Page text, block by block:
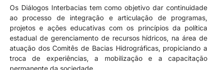
Os Diálogos Interbacias tem como objetivo dar continuidade
ao processo de integração e articulação de programas,
projetos e ações educativas com os princípios da política
estadual de gerenciamento de recursos hídricos, na área de
atuação dos Comitês de Bacias Hidrográficas, propiciando a
troca de experiências, a mobilização e a capacitação
permanente da sociedade.